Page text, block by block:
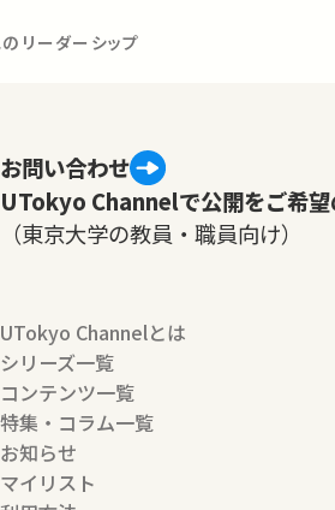
リーダーシップ
お問い合わせ
UTokyo Channelで公開をご希望
（東京大学の教員・職員向け）
UTokyo Channelとは
シリーズ一覧
コンテンツ一覧
特集・コラム一覧
お知らせ
マイリスト